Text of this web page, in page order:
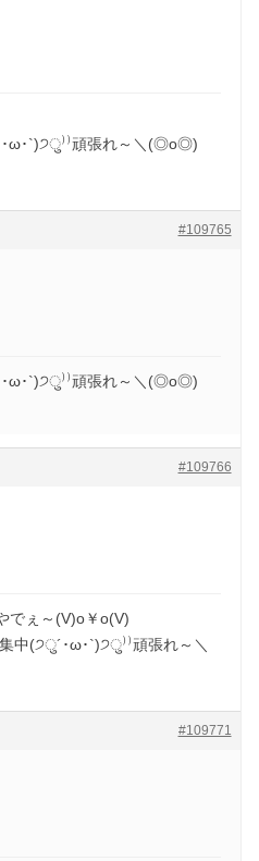
･ω･`)੭ु⁾⁾頑張れ～＼(◎o◎)
#109765
･ω･`)੭ु⁾⁾頑張れ～＼(◎o◎)
#109766
ぇ～(V)o￥o(V)
中(੭ु´･ω･`)੭ु⁾⁾頑張れ～＼
#109771